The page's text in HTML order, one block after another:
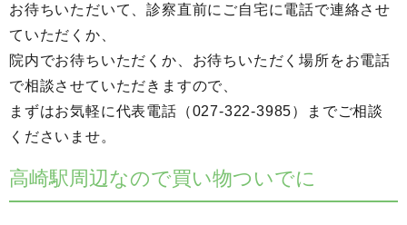
お待ちいただいて、診察直前にご自宅に電話で連絡させ
ていただくか、
院内でお待ちいただくか、 お待ちいただく場所をお電話
で相談させていただきますので、
まずはお気軽に代表電話（027-322-3985）までご相談
くださいませ。
高崎駅周辺なので買い物ついでに